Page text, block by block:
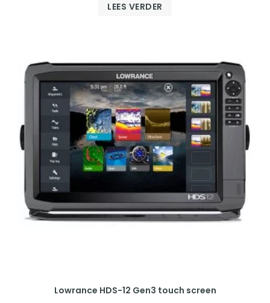
LEES VERDER
Lowrance HDS-12 Gen3 touch screen